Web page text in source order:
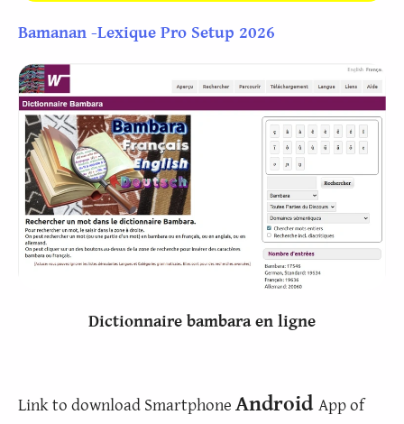
Bamanan -Lexique Pro Setup 2026
Dictionnaire bambara en ligne
Link to download Smartphone Android App of